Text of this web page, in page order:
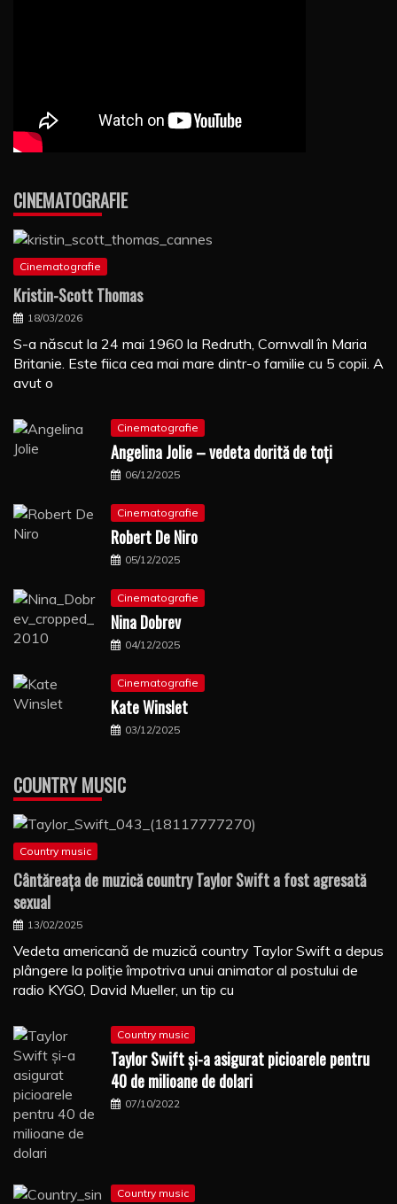
CINEMATOGRAFIE
Cinematografie
Kristin-Scott Thomas
18/03/2026
S-a născut la 24 mai 1960 la Redruth, Cornwall în Maria
Britanie. Este fiica cea mai mare dintr-o familie cu 5 copii. A
avut o
Cinematografie
Angelina Jolie – vedeta dorită de toți
06/12/2025
Cinematografie
Robert De Niro
05/12/2025
Cinematografie
Nina Dobrev
04/12/2025
Cinematografie
Kate Winslet
03/12/2025
COUNTRY MUSIC
Country music
Cântăreaţa de muzică country Taylor Swift a fost agresată
sexual
13/02/2025
Vedeta americană de muzică country Taylor Swift a depus
plângere la poliţie împotriva unui animator al postului de
radio KYGO, David Mueller, un tip cu
Country music
Taylor Swift şi-a asigurat picioarele pentru
40 de milioane de dolari
07/10/2022
Country music